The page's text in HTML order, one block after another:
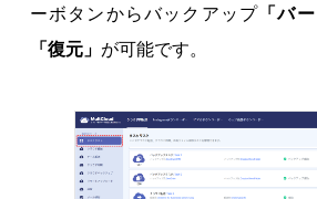
ーボタンからバックアップ 「バ
「復元」 が可能です。